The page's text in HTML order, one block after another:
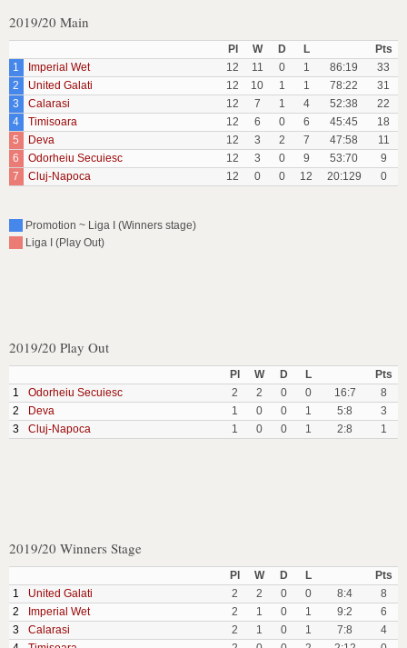
2019/20 Main
Pl W D L
Pts
1
Imperial Wet 12 11 0 1 86:19
33
2
United Galati 12 10 1 1 78:22
31
3
Calarasi 12 7 1 4 52:38
22
4
Timisoara 12 6 0 6 45:45
18
5
Deva 12 3 2 7 47:58
11
6
Odorheiu Secuiesc 12 3 0 9 53:70
9
7
Cluj-Napoca 12 0 0 12 20:129 0
Promotion ~ Liga I (Winners stage)
Liga I (Play Out)
2019/20 Play Out
Pl W D L
Pts
1
Odorheiu Secuiesc 2 2 0 0 16:7
8
2
Deva 1 0 0 1 5:8
3
3
Cluj-Napoca 1 0 0 1 2:8 1
2019/20 Winners Stage
Pl W D L
Pts
1
United Galati 2 2 0 0 8:4
8
2
Imperial Wet 2 1 0 1 9:2
6
3
Calarasi 2 1 0 1 7:8
4